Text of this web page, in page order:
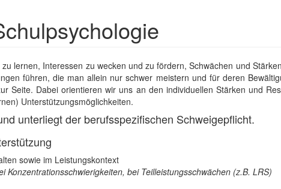
lernen, Interessen zu wecken und zu fördern, Schwächen und
führen, die man allein nur schwer meistern und für deren
Seite. Dabei orientieren wir uns an den individuellen Stärken und
Unterstützungsmöglichkeiten.
unterliegt der berufsspezifischen Schweigepflicht.
sowie im Leistungskontext
Konzentrationsschwierigkeiten, bei Teilleistungsschwächen (z.B. LRS)